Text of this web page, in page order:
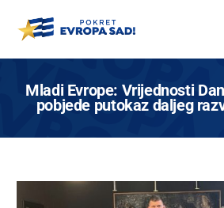
Program
Mladi Evrope: Vrijednosti
pobjede putokaz daljeg